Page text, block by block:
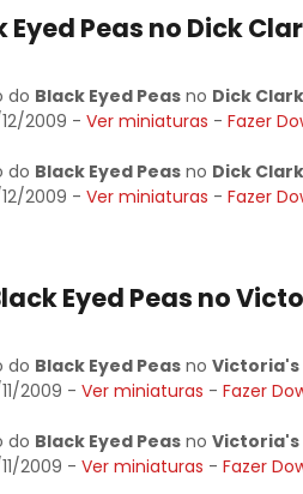
Eyed Peas no Dick
do Black Eyed Peasno Dick
2009 - Ver miniaturas - Fazer
do Black Eyed Peasno Dick
2009 - Ver miniaturas - Fazer
Eyed Peas no
do Black Eyed Peasno Victoria's
2009 - Ver miniaturas - Fazer
do Black Eyed Peasno Victoria's
2009 - Ver miniaturas - Fazer